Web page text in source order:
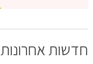
חדשות אחרונות